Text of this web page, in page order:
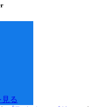
る